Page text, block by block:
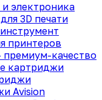
электроника
3D печати
принтеров
премиум-качество
картриджи
Avision